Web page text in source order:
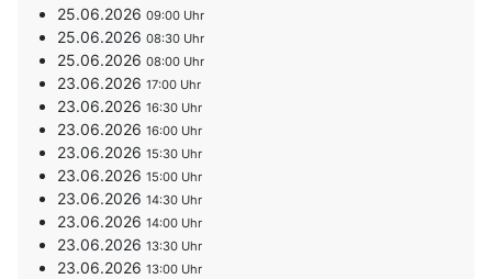
25.06.202609:00
25.06.202608:30
25.06.202608:00
23.06.202617:00
23.06.202616:30
23.06.202616:00
23.06.202615:30
23.06.202615:00
23.06.202614:30
23.06.202614:00
23.06.202613:30
23.06.202613:00